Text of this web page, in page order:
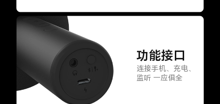
功能接口
连接手机、充电、
监听 一应俱全